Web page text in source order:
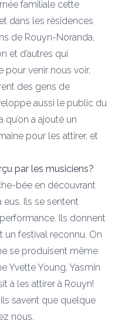
familiale cette
dans les résidences
de Rouyn-Noranda,
et d’autres qui
pour venir nous voir,
des gens de
aussi le public du
qu’on a ajouté un
pour les attirer, et
par les musiciens?
bée en découvrant
eus. Ils se sentent
Ils donnent
un festival reconnu. On
se produisent même
Yvette Young, Yasmin
à les attirer à Rouyn!
savent que quelque
nous.